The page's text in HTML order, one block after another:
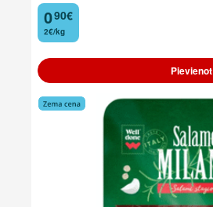
0
. 90€
2€/kg
Pievienot